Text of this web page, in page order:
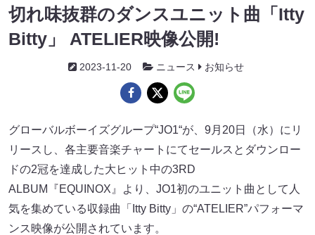
切れ味抜群のダンスユニット曲「Itty
Bitty」 ATELIER映像公開!
2023-11-20 ニュース お知らせ
グローバルボーイズグループ“JO1“が、9月20日（水）にリ
リースし、各主要音楽チャートにてセールスとダウンロー
ドの2冠を達成した大ヒット中の3RD
ALBUM『EQUINOX』より、JO1初のユニット曲として人
気を集めている収録曲「Itty Bitty」の“ATELIER”パフォーマ
ンス映像が公開されています。